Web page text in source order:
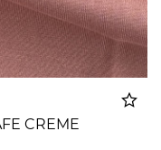
CREME